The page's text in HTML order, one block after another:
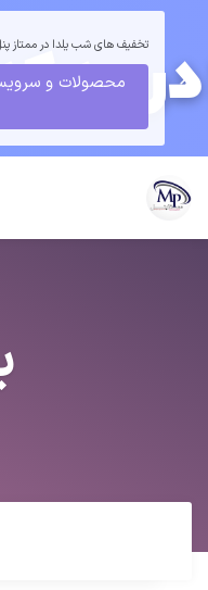
تخفیف های شب یلدا در ممتاز